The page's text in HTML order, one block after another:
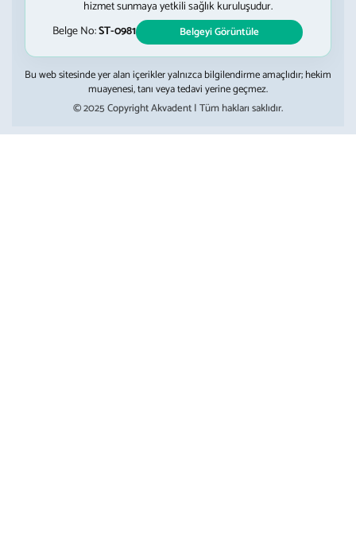
hizmet sunmaya yetkili sağlık kuruluşudur.
Belge No:ST-0981 Belgeyi Görüntüle
Bu web sitesinde yer alan içerikler yalnızca bilgilendirme amaçlıdır; hekim
muayenesi, tanı veya tedavi yerine geçmez.
© 2025 Copyright Akvadent | Tüm hakları saklıdır.